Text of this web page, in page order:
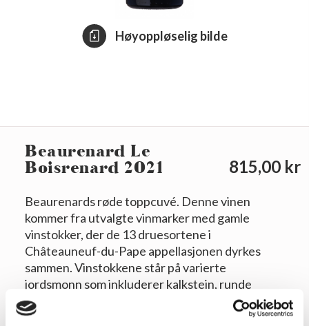
Høyoppløselig bilde
Beaurenard Le
Boisrenard 2021 815,00 kr
Beaurenards røde toppcuvé. Denne vinen
kommer fra utvalgte vinmarker med gamle
vinstokker, der de 13 druesortene i
Châteauneuf-du-Pape appellasjonen dyrkes
sammen. Vinstokkene står på varierte
jordsmonn som inkluderer kalkstein, runde
steiner på leirunderlag med jernforekomster, og
fin sedimentær sand. Dette mangfoldige